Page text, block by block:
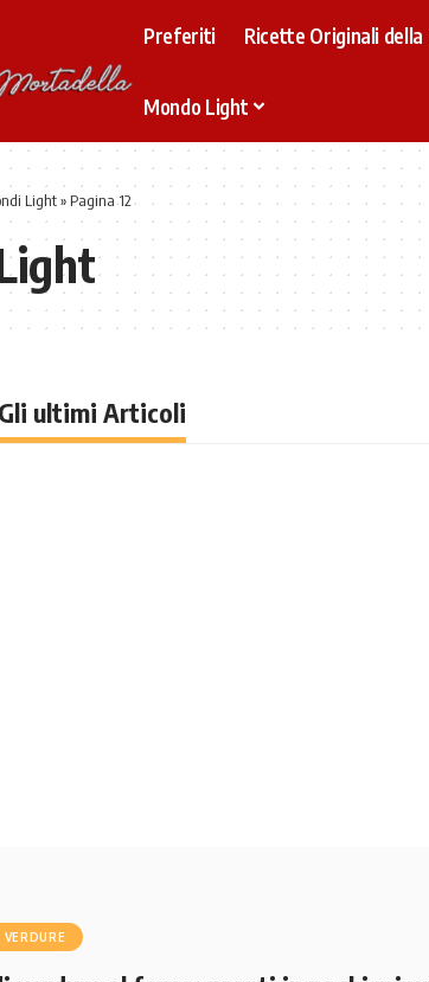
Preferiti Ricette Originali
Mondo Light
Light» Pagina 12
ultimi Articoli